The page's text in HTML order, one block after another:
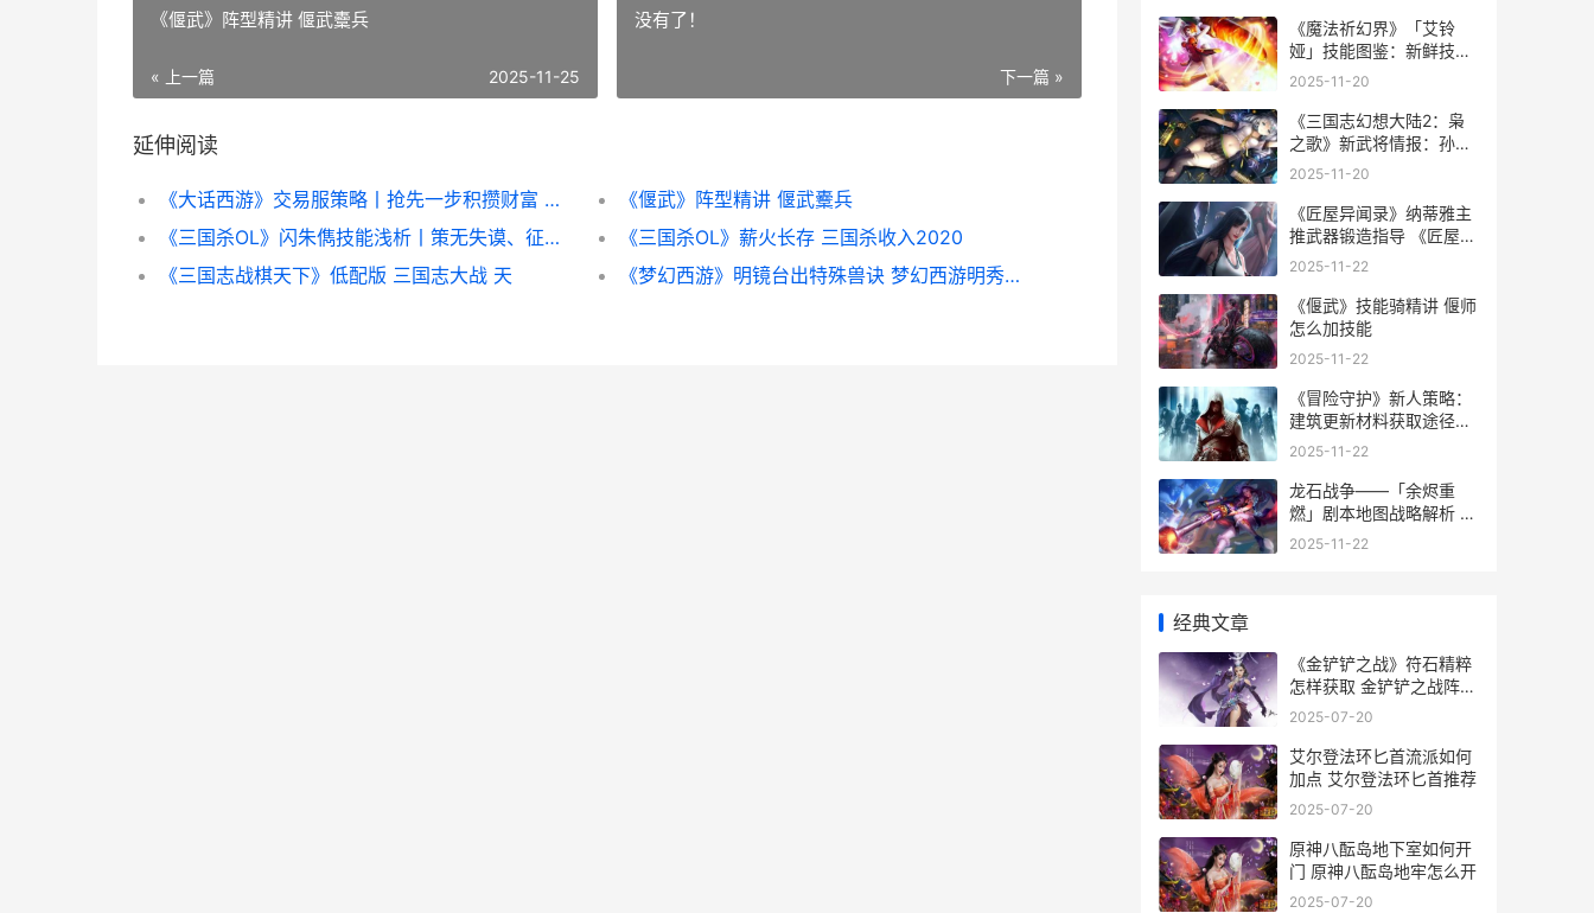
《偃武》阵型精讲 偃武櫜兵
« 上一篇 2025-11-25
没有了！
下一篇 »
延伸阅读
《大话西游》交易服策略丨抢先一步积攒财富 大话西游交易记录怎么查看
《偃武》阵型精讲 偃武櫜兵
《三国杀OL》闪朱儁技能浅析丨策无失谟、征无遗虑的将领 三国杀 闪
《三国杀OL》薪火长存 三国杀收入2020
《三国志战棋天下》低配版 三国志大战 天
《梦幻西游》明镜台出特殊兽诀 梦幻西游明秀园是烟花区吗
《魔法祈幻界》「艾铃
娅」技能图鉴：新鲜技能
更新策略图鉴 魔法幻象
2025-11-20
《三国志幻想大陆2：枭
之歌》新武将情报：孙策
背景、技能、武将缘分设
强阵容最新
2025-11-20
《匠屋异闻录》纳蒂雅主
推武器锻造指导 《匠屋异
闻录》在线观看
2025-11-22
《偃武》技能骑精讲 偃师
怎么加技能
2025-11-22
《冒险守护》新人策略：
建筑更新材料获取途径全
解析 冒险湾的守护者
2025-11-22
龙石战争——「余烬重
燃」剧本地图战略解析 龙
只战争
2025-11-22
经典文章
《金铲铲之战》符石精粹
怎样获取 金铲铲之战阵容
推荐
2025-07-20
艾尔登法环匕首流派如何
加点 艾尔登法环匕首推荐
2025-07-20
原神八酝岛地下室如何开
门 原神八酝岛地牢怎么开
2025-07-20